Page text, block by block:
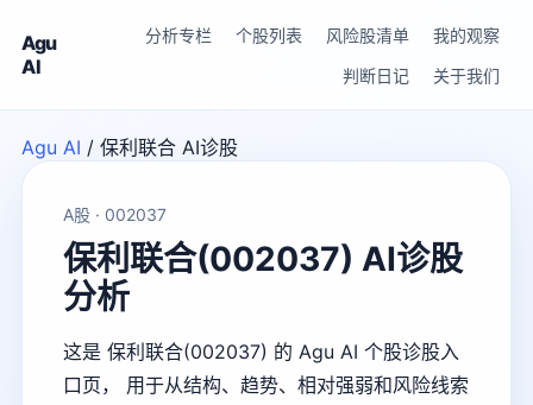
Agu
AI
分析专栏 个股列表 风险股清单
我的观察
判断日记
关于我们
Agu AI / 保利联合 AI诊股
A股 · 002037
保利联合(002037) AI诊股
分析
这是 保利联合(002037) 的 Agu AI 个股诊股入
口页， 用于从结构、趋势、相对强弱和风险线索